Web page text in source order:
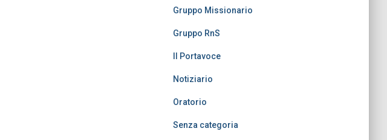
Gruppo Missionario
Gruppo RnS
Il Portavoce
Notiziario
Oratorio
Senza categoria